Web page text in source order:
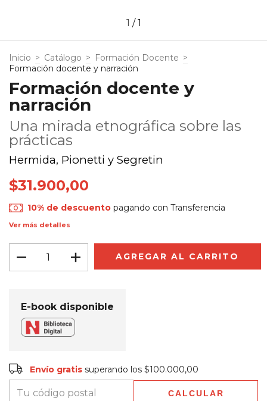
1 /1
Inicio > Catálogo > Formación Docente >
Formación docente y narración
Formación docente y
narración
Una mirada etnográfica sobre las
prácticas
Hermida, Pionetti y Segretin
$31.900,00
10% de descuento pagando con Transferencia
Ver más detalles
E-book disponible
Envío gratis
Entregas para el CP: CAMBIAR CP
Envío gratis superando los$100.000,00
CALCULAR